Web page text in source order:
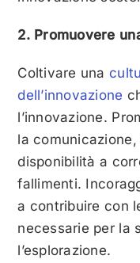
2. Promuovere
Coltivare una
dell’innovazione
l’innovazione.
la
disponibilità a
fallimenti.
a contribuire con
necessarie per la
l’esplorazione.